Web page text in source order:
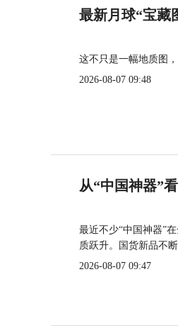
最新月球“宝藏
这不只是一幅地质图
2026-08-07 09:48
从“中国神器”
最近不少“中国神器”
质跃升。国货新品不
2026-08-07 09:47